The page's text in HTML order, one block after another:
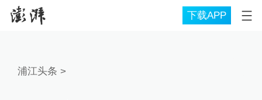
下载APP
浦江头条 >